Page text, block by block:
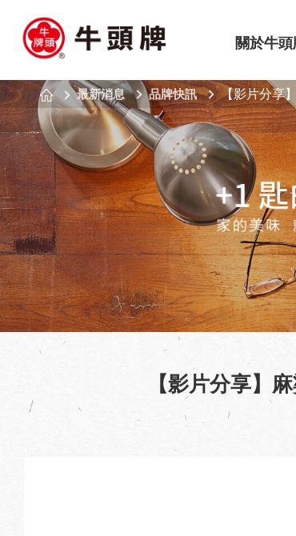
關於牛頭
最新消息 品牌快訊 【影片分享
【影片分享】